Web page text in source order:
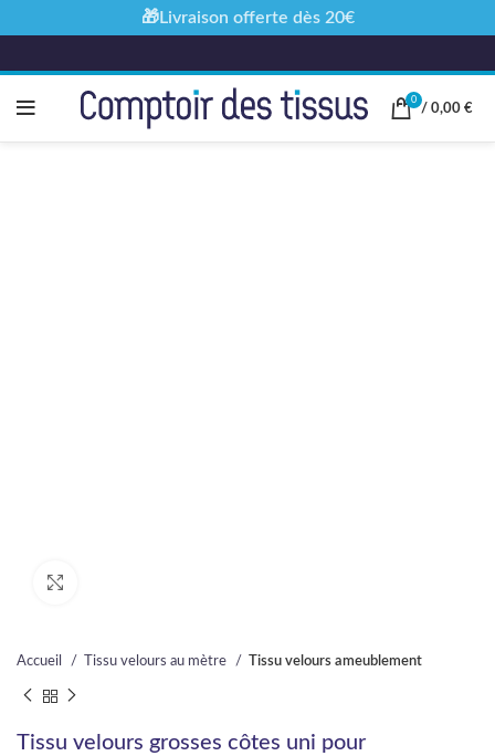
0
/ 0,00 €
Accueil Tissu velours au mètre Tissu velours ameublement
Tissu velours grosses côtes uni pour
🎁Livraison offerte dès 20€